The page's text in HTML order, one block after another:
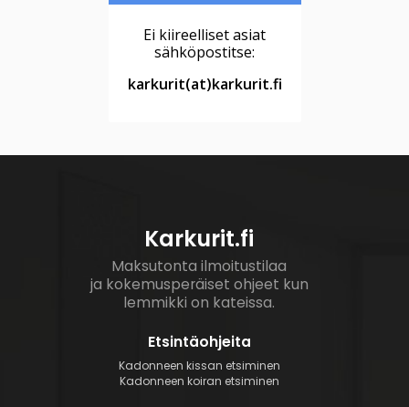
Ei kiireelliset asiat
sähköpostitse:
karkurit(at)karkurit.fi
Karkurit.fi
Maksutonta ilmoitustilaa
ja kokemusperäiset ohjeet kun
lemmikki on kateissa.
Etsintäohjeita
Kadonneen kissan etsiminen
Kadonneen koiran etsiminen